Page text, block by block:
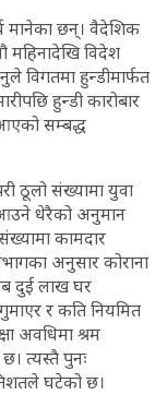
मानेका छन्। वैदेशिक
महिनादेखि विदेश
विगतमा हुन्डीमार्फत
हुन्डी कारोबार
सम्बद्ध
ठूलो संख्यामा युवा
आउने धेरैको अनुमान
कामदार
अनुसार कोराना
दुई लाख घर
र कति नियमित
अवधिमा श्रम
त्यस्तै पुनः
घटेको छ।